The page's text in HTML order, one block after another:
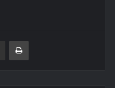
E-Posta ile paylaş Yazdır